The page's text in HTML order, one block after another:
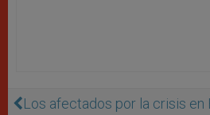
Los afectados por la crisis en